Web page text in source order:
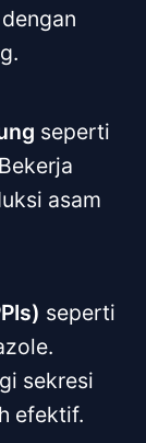
seperti
asam
seperti
sekresi
efektif.